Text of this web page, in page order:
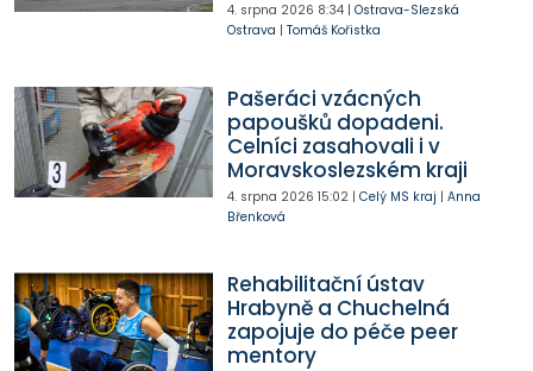
4. srpna 2026 8:34| Ostrava-Slezská
Ostrava | Tomáš Kořistka
Pašeráci vzácných
papoušků dopadeni.
Celníci zasahovali i v
Moravskoslezském kraji
4. srpna 2026 15:02| Celý MS kraj | Anna
Břenková
Rehabilitační ústav
Hrabyně a Chuchelná
zapojuje do péče peer
mentory